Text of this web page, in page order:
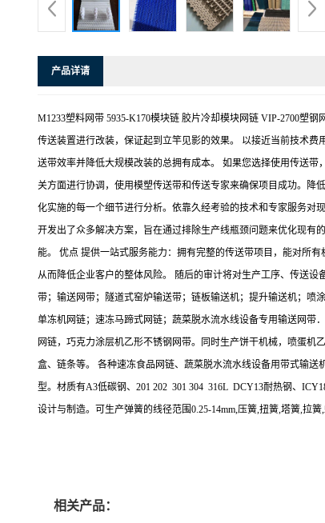
产品详请
M1233塑料网带 5935-K170模块链 胶片冷却模块网链 VIP-2700塑
传送装置进行改装，保证起到立竿见影的效果。 以接近当前技术
送带效率并降低大规模改装的总拥有成本。 如果您选择使用传送
关方面进行协调，使用模塑传送带和传送专家来确保项目成功。降
化实施的每一个细节进行分析。依靠久经考验的技术和专家服务对
开发出了众多解决方案，旨在通过排除生产线瓶颈问题来优化现有
能。 优点 提供一站式服务能力：拥有完整的传送带项目，能对所
从而降低企业客户的整体风险。 随后的审计将对生产工序、传送
带；输送网带；隧道式窑炉输送带；链板输送机；提升输送机；喷
单冻机网链；速冻马蹄式网链；蔬菜脱水流水线设备专用输送网带
网链，巧克力涂层机乙形不锈钢网带。同时生产饼干机械，喷蛋
盒、链条等。 各种速冻食品网链、蔬菜脱水流水线设备用带式输
型。材质有A3低碳钢、201 202 301 304 316L DCY13耐热钢、
设计与制造。可生产弹簧的线径范围0.25-14mm,压簧,扭簧,塔簧,拉簧,
相关产品：